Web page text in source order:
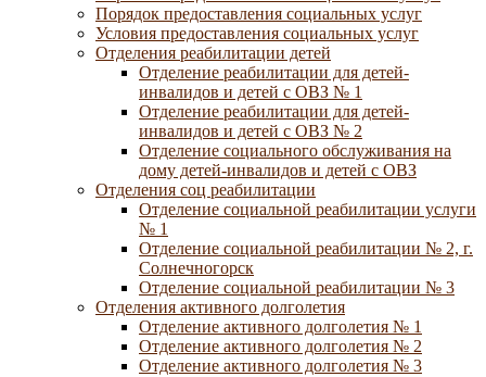
Порядок предоставления социальных услуг
Условия предоставления социальных услуг
Отделения реабилитации детей
Отделение реабилитации для детей-
инвалидов и детей с ОВЗ № 1
Отделение реабилитации для детей-
инвалидов и детей с ОВЗ № 2
Отделение социального обслуживания на
дому детей-инвалидов и детей с ОВЗ
Отделения соц реабилитации
Отделение социальной реабилитации услуги
№ 1
Отделение социальной реабилитации № 2, г.
Солнечногорск
Отделение социальной реабилитации № 3
Отделения активного долголетия
Отделение активного долголетия № 1
Отделение активного долголетия № 2
Отделение активного долголетия № 3